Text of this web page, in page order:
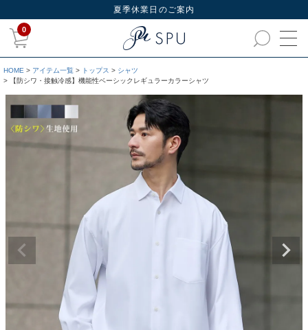
夏季休業日のご案内
0
HOME アイテム一覧 トップス
シャツ
【防シワ・接触冷感】機能性ベーシックレギュラーカラーシャツ